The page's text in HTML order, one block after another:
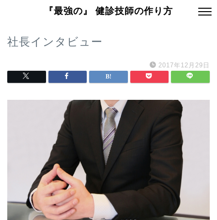
『最強の』 健診技師の作り方
社長インタビュー
2017年12月29日